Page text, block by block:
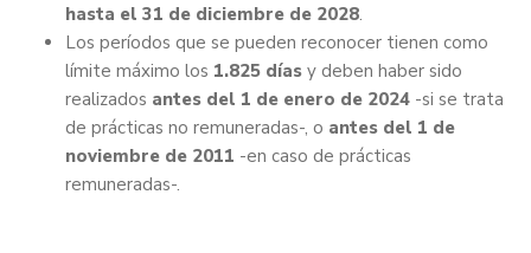
hasta el 31 de diciembre de 2028.
Los períodos que se pueden reconocer tienen como
límite máximo los 1.825 días y deben haber sido
realizados antes del 1 de enero de 2024 -si se trata
de prácticas no remuneradas-, o antes del 1 de
noviembre de 2011 -en caso de prácticas
remuneradas-.